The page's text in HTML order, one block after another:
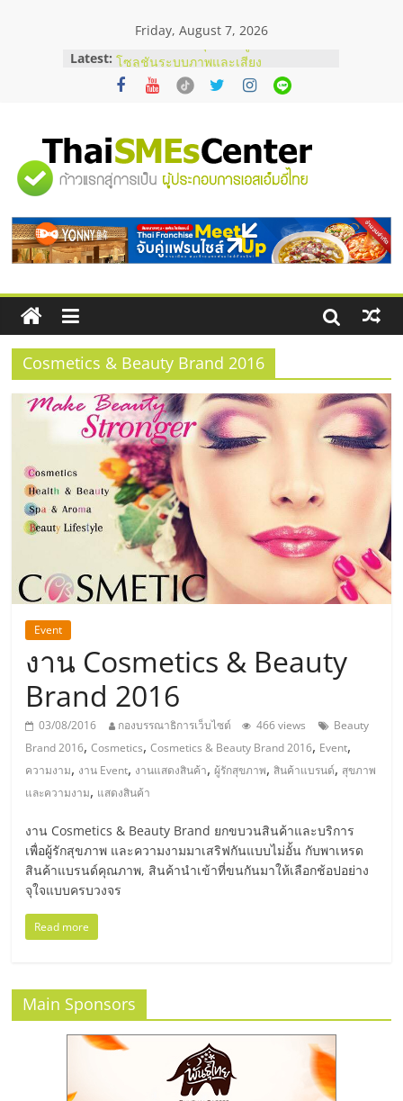
Friday, August 7, 2026
Latest: ร้านเครื่องเสียงคุณภาพสูง พร้อม
โซลูชันระบบภาพและเสียง
บริษัท Cybersecurity ในไทยที่ไหนดี?
อยากหาเงินทุน เพิ่มสภาพคล่องให้ธุรกิจ
เริ่มยังไงให้ผ่านฉลุย
สัมมนาออนไลน์ โอกาสบริหารสถานี
สัมมนาลงทุน แฟรนไชส์ยอนนี่
ThaiFranchise Meet Up จับคู่แฟรน
ไชส์ ครั้งที่ 8
"ศูนย์
รวม
ข้อมูล
ธุรกิจ
SME
แห่ง
ประเทศไทย,
ThaiSMEsCenter,
รวม
ธุรกิจ
เอ
ส
เอ็
มอี
ไทย,
SMEs,
รน
Cosmetics & Beauty Brand 2016
Event
งาน Cosmetics & Beauty
Brand 2016
03/08/2016 กองบรรณาธิการเว็บไซต์ 466 views
Beauty
Brand 2016,Cosmetics,Cosmetics & Beauty Brand 2016, Event,
ความงาม, งาน Event, งานแสดงสินค้า,ผู้รักสุขภาพ,สินค้าแบรนด์, สุขภาพ
และความงาม, แสดงสินค้า
งาน Cosmetics & Beauty Brand ยกขบวนสินค้าและบริการ
เพื่อผู้รักสุขภาพ และความงามมาเสริฟกันแบบไม่อั้น กับพาเหรด
สินค้าแบรนด์คุณภาพ, สินค้านำเข้าที่ขนกันมาให้เลือกช้อปอย่าง
จุใจแบบครบวงจร
Read more
Main Sponsors